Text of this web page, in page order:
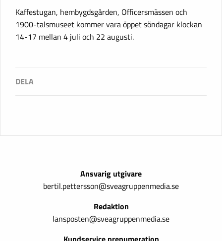
Kaffestugan, hembygdsgården, Officersmässen och
1900-talsmuseet kommer vara öppet söndagar klockan
14-17 mellan 4 juli och 22 augusti.
Ansvarig utgivare
bertil.pettersson@sveagruppenmedia.se
Redaktion
lansposten@sveagruppenmedia.se